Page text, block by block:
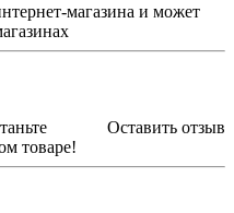
магазина и может
Оставить отзыв
товаре!